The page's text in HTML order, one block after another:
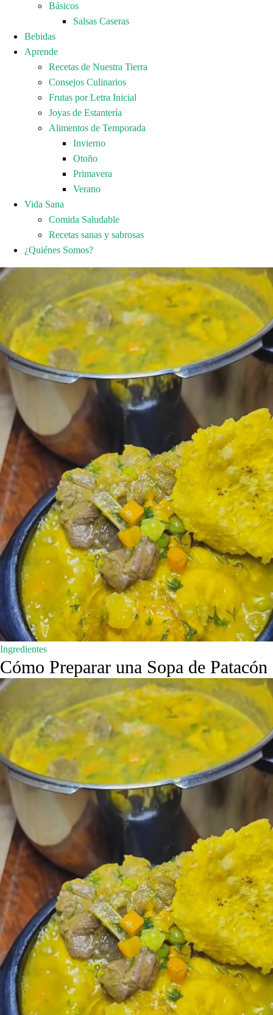
Básicos
Salsas Caseras
Bebidas
Aprende
Recetas de Nuestra Tierra
Consejos Culinarios
Frutas por Letra Inicial
Joyas de Estantería
Alimentos de Temporada
Invierno
Otoño
Primavera
Verano
Vida Sana
Comida Saludable
Recetas sanas y sabrosas
¿Quiénes Somos?
Ingredientes
Cómo Preparar una Sopa de Patacón